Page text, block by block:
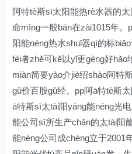
阿特tè斯sī太阳能热rè水器的
命mìng一般bān在zài1015年
阳能néng热水shuǐ器qì的标
fèi者zhě可kě以yǐ更gèng好
miàn简要yào介jiè绍shào阿特
gǔ价百股gǔ经。pp阿ā特tè斯
ā特斯sī太tài阳yáng能néng光
能公司sī所生产chǎn的太tài阳
能néng公司成chéng立于2001